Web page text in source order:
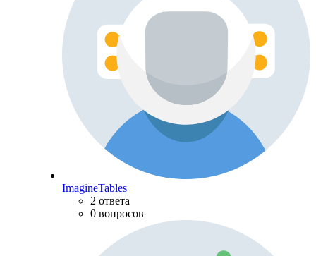
ImagineTables
2 ответа
0 вопросов